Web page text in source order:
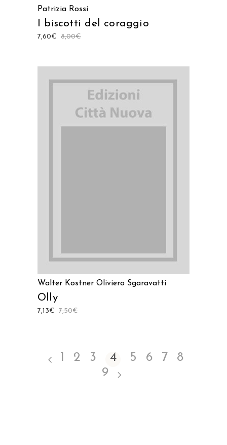
Patrizia Rossi
I biscotti del coraggio
8,00€
7,60€
Walter Kostner Oliviero Sgaravatti
Olly
7,50€
7,13€
1 2 3 4 5 6 7
8
9